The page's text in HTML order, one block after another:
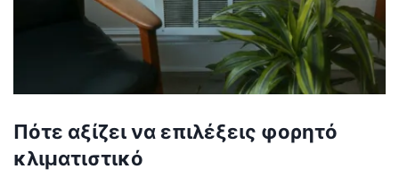
Πότε αξίζει να επιλέξεις φορητό
κλιματιστικό